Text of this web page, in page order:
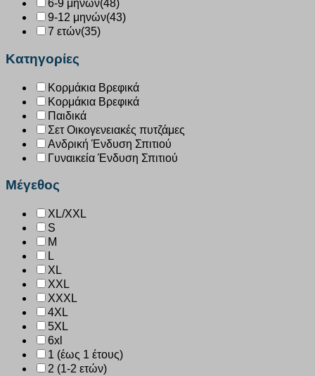
6-9 μηνών(48)
9-12 μηνών(43)
7 ετών(35)
Κατηγορίες
Κορμάκια Βρεφικά
Κορμάκια Βρεφικά
Παιδικά
Σετ Οικογενειακές πυτζάμες
Ανδρική Ένδυση Σπιτιού
Γυναικεία Ένδυση Σπιτιού
Μέγεθος
XL/XXL
S
M
L
XL
XXL
XXXL
4XL
5XL
6xl
1 (έως 1 έτους)
2 (1-2 ετών)